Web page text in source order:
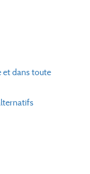
et dans toute